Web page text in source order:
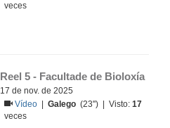
veces
Reel 5 - Facultade de Bioloxía
17 de nov. de 2025
Vídeo
|Galego (23'') | Visto:17
veces